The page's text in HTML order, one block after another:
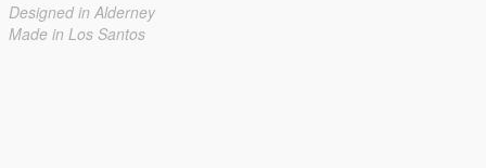
Designed in Alderney
Made in Los Santos